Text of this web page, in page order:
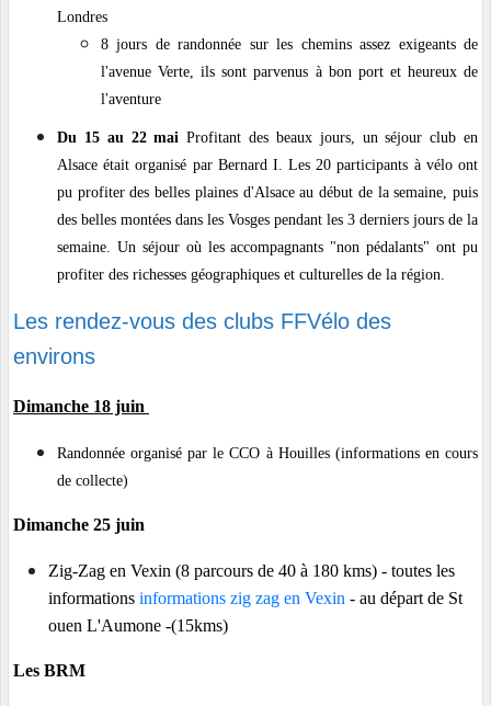
Londres
8 jours de randonnée sur les chemins assez exigeants de
l'avenue Verte, ils sont parvenus à bon port et heureux de
l'aventure
Du 15 au 22 maiProfitant des beaux jours, un séjour club en
Alsace était organisé par Bernard I. Les 20 participants à vélo ont
pu profiter des belles plaines d'Alsace au début de la semaine, puis
des belles montées dans les Vosges pendant les 3 derniers jours de la
semaine. Un séjour où les accompagnants "non pédalants" ont pu
profiter des richesses géographiques et culturelles de la région.
Les rendez-vous des clubs FFVélo des
environs
Dimanche 18 juin
Randonnée organisé par le CCO à Houilles (informations en cours
de collecte)
Dimanche 25 juin
Zig-Zag en Vexin (8 parcours de 40 à 180 kms) - toutes les
informations informations zig zag en Vexin - au départ de St
ouen L'Aumone -(15kms)
Les BRM